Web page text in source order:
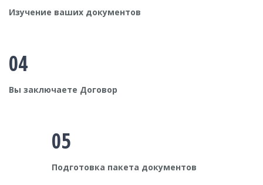
Изучение ваших документов
04
Вы заключаете Договор
05
Подготовка пакета документов